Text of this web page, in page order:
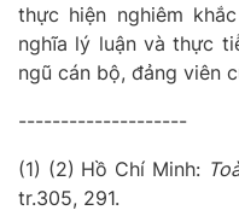
thực hiện nghiêm
nghĩa lý luận và thực
ngũ cán bộ, đảng viên
--------------------
(1) (2) Hồ Chí Minh:
tr.305, 291.